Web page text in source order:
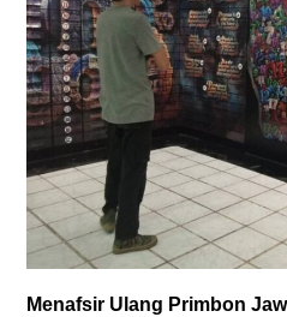
Menafsir Ulang Primbon